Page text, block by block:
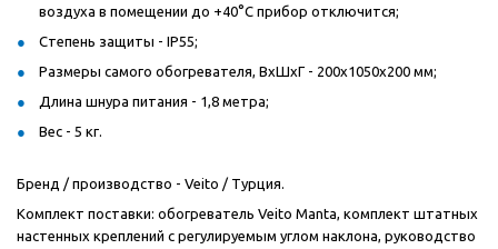
воздуха в помещении до +40°C прибор отключится;
Степень защиты - IP55;
Размеры самого обогревателя, ВxШxГ - 200x1050x200 мм;
Длина шнура питания - 1,8 метра;
Вес - 5 кг.
Бренд / производство - Veito / Турция.
Комплект поставки: обогреватель Veito Manta, комплект штатных
настенных креплений с регулируемым углом наклона, руководство